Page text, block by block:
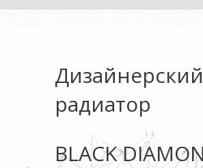
Дизайнерский
радиатор
BLACK